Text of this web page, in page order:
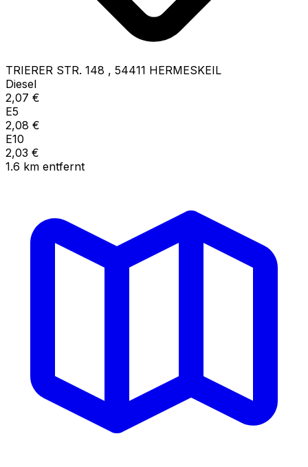
TRIERER STR. 148 , 54411 HERMESKEIL
Diesel
2,07 €
E5
2,08 €
E10
2,03 €
1.6 km entfernt